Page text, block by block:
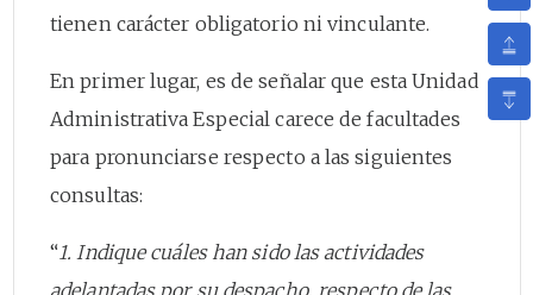
tienen carácter obligatorio ni vinculante.
En primer lugar, es de señalar que esta Unidad
Administrativa Especial carece de facultades
para pronunciarse respecto a las siguientes
consultas:
“1. Indique cuáles han sido las actividades